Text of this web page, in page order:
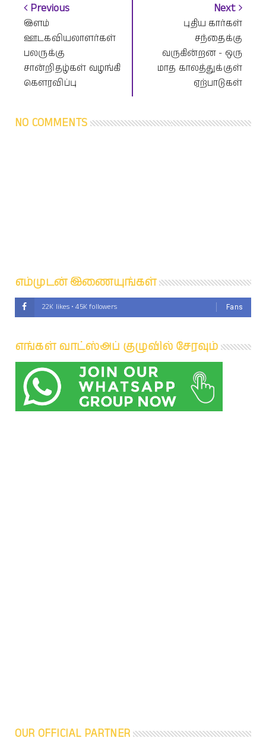
Previous
இளம்
ஊடகவியலாளர்கள்
பலருக்கு
சான்றிதழ்கள் வழங்கி
கௌரவிப்பு
Next
புதிய கார்கள்
சந்தைக்கு
வருகின்றன - ஒரு
மாத காலத்துக்குள்
ஏற்பாடுகள்
NO COMMENTS
எம்முடன் இணையுங்கள்
22K likes • 45K followers Fans
எங்கள் வாட்ஸ்அப் குழுவில் சேரவும்
OUR OFFICIAL PARTNER